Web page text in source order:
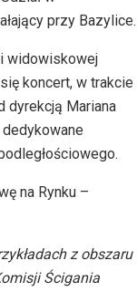
przy Bazylice.
widowiskowej
koncert, w trakcie
dyrekcją Mariana
na Rynku –
z obszaru
Ścigania